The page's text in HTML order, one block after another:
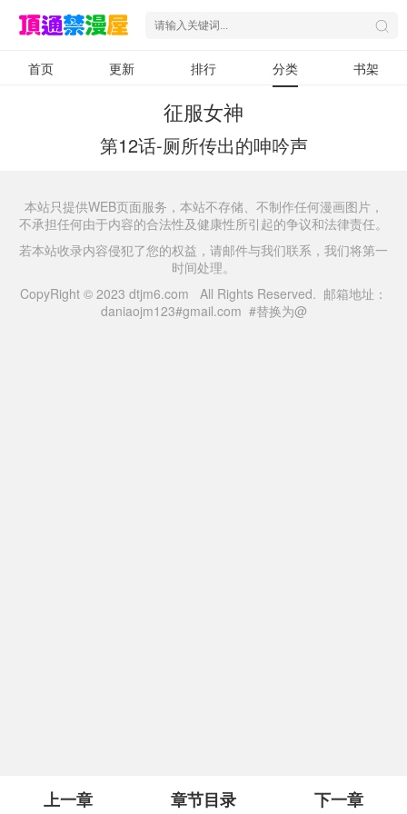
首页 更新 排行 分类 书架
征服女神
第12话-厕所传出的呻吟声
上一章 章节目录 下一章
本站只提供WEB页面服务，本站不存储、不制作任何漫画图片，
不承担任何由于内容的合法性及健康性所引起的争议和法律责任。
若本站收录内容侵犯了您的权益，请邮件与我们联系，我们将第一
时间处理。
CopyRight © 2023 dtjm6.com All Rights Reserved. 邮箱地址：
daniaojm123#gmail.com #替换为@